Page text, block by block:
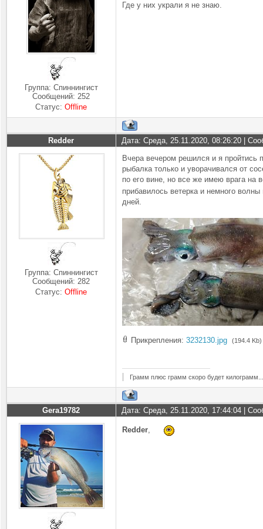
Группа: Спиннингист
Сообщений:252
Статус:Offline
Где у них украли я не знаю.
Redder Дата: Среда, 25.11.2020, 08:26:20 |
Группа: Спиннингист
Сообщений:282
Статус:Offline
Вчера вечером решился и я пройтись
рыбалка только и уворачивался от
по его вине, но все же имею врага на
прибавилось ветерка и немного
дней.
Прикрепления: 3232130.jpg (194.4 Kb)
Грамм плюс грамм скоро будет килограмм...
Gera19782 Дата: Среда, 25.11.2020, 17:44:04 |
Redder,